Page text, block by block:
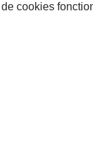
cookies